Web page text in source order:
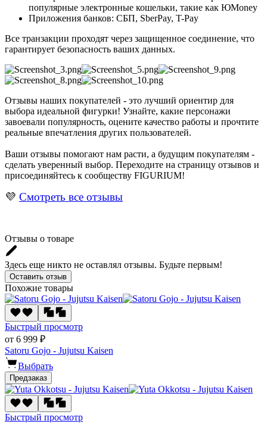
популярные электронные кошельки, такие как ЮMoney
Приложения банков: СБП, SberPay, T-Pay
Все транзакции проходят через защищенное соединение, что
гарантирует безопасность ваших данных.
Отзывы наших покупателей - это лучший ориентир для
выбора идеальной фигурки! Узнайте, какие персонажи
завоевали популярность, оцените качество работы и прочтите
реальные впечатления других пользователей.
Ваши отзывы помогают нам расти, а будущим покупателям -
сделать уверенный выбор. Переходите на страницу отзывов и
присоединяйтесь к сообществу FIGURIUM!
💜 Смотреть все отзывы
Отзывы о товаре
Здесь еще никто не оставлял отзывы. Будьте первым!
Оставить отзыв
Похожие товары
Быстрый просмотр
от 6 999 ₽
Satoru Gojo - Jujutsu Kaisen
Выбрать
Предзаказ
Быстрый просмотр